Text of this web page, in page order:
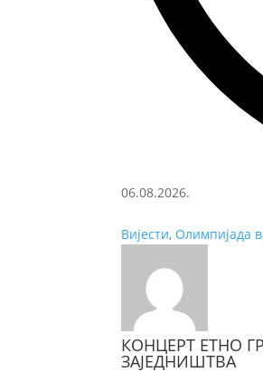
06.08.2026.
Вијести, Олимпијада
КОНЦЕРТ ЕТНО
ЗАЈЕДНИШТВА